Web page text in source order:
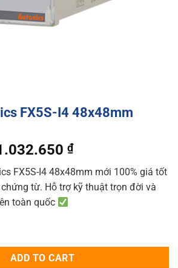
FX5S-I4 48x48mm
price
₫.
₫Current
price
is:
1.032.650 ₫.
FX5S-I4 48x48mm mới 100% giá tốt
từ. Hỗ trợ kỹ thuật trọn đời và
toàn quốc
I4 48x48mm quantity
ADD TO CART